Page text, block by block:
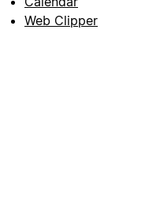
Web Clipper